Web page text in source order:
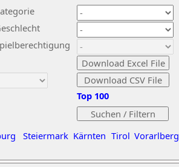
Steiermark Kärnten Tirol Vorarlberg
Top 100